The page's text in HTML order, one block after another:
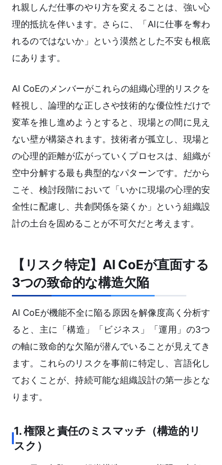
れ親しんだ仕事のやり方を変えることは、強い心
理的抵抗を伴います。さらに、「AIに仕事を奪わ
れるのではないか」という漠然とした不安も根底
にあります。
AI CoEのメンバーがこれらの組織心理的リスクを
軽視し、論理的な正しさや技術的な優位性だけで
変革を推し進めようとすると、現場との間に見え
ない壁が構築されます。技術者が孤立し、現場と
の心理的距離が広がっていくプロセスは、組織が
空中分解する最も典型的なパターンです。だから
こそ、検討段階において「いかに現場の心理的安
全性に配慮し、共創関係を築くか」という組織設
計の土台を固めることが不可欠だと考えます。
【リスク特定】AI CoEが直面する
3つの致命的な構造欠陥
AI CoEが機能不全に陥る原因を解像度高く分析す
ると、主に「構造」「ビジネス」「運用」の3つ
の軸に致命的な欠陥が潜んでいることが見えてき
ます。これらのリスクを事前に特定し、言語化し
ておくことが、持続可能な組織設計の第一歩とな
ります。
1. 権限と責任のミスマッチ（構造的リ
スク）